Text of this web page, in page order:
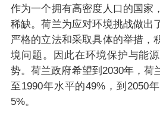
作为一个拥有高密度人口的国家
稀缺。荷兰为应对环境挑战做出
严格的立法和采取具体的举措，
境问题。因此在环境保护与能
势。荷兰政府希望到2030年，荷
至1990年水平的49%，到2050
5%。